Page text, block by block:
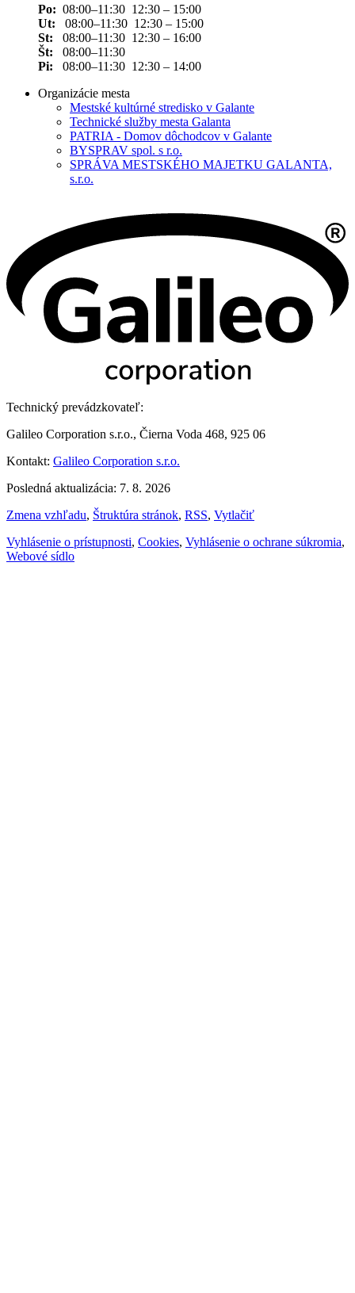
Po: 08:00–11:30 12:30 – 15:00
Ut: 08:00–11:30 12:30 – 15:00
St: 08:00–11:30 12:30 – 16:00
Št: 08:00–11:30
Pi: 08:00–11:30 12:30 – 14:00
Organizácie mesta
Mestské kultúrné stredisko v Galante
Technické služby mesta Galanta
PATRIA - Domov dôchodcov v Galante
BYSPRAV spol. s r.o.
SPRÁVA MESTSKÉHO MAJETKU GALANTA,
s.r.o.
Technický prevádzkovateľ:
Galileo Corporation s.r.o., Čierna Voda 468, 925 06
Kontakt: Galileo Corporation s.r.o.
Posledná aktualizácia: 7. 8. 2026
Zmena vzhľadu, Štruktúra stránok, RSS, Vytlačiť
Vyhlásenie o prístupnosti, Cookies, Vyhlásenie o ochrane súkromia,
Webové sídlo